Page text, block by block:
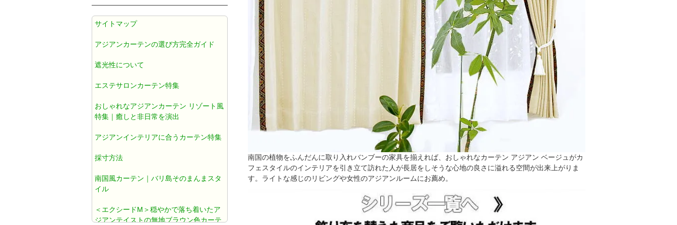
南国の植物をふんだんに取り入れバンブーの家具を揃えれば、おしゃれなカーテン アジアン ベージュがカ
フェスタイルのインテリアを引き立て訪れた人が長居をしそうな心地の良さに溢れる空間が出来上がりま
す。ライトな感じのリビングや女性のアジアンルームにお薦め。
アジアン カーテン 遮光1級 防炎 遮
ードM》
色ダマスク柄《ジャカルタM》
アジアン カーテン おしゃれ 遮光1
T》
サイトマップ
アジアンカーテンの選び方完全ガイド
遮光性について
エステサロンカーテン特集
おしゃれなアジアンカーテン リゾート風
特集｜癒しと非日常を演出
アジアンインテリアに合うカーテン特集
採寸方法
南国風カーテン｜バリ島そのまんまスタ
イル
＜エクシードM＞穏やかで落ち着いたア
ジアンテイストの無地ブラウン色カーテ